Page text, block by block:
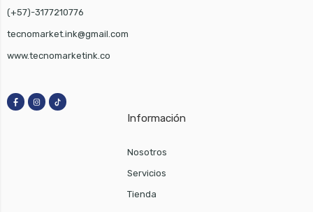
(+57)-3177210776
tecnomarket.ink@gmail.com
www.tecnomarketink.co
Información
Nosotros
Servicios
Tienda